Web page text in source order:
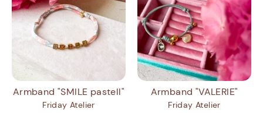
Armband "SMILE pastell"
Friday Atelier
Armband "VALERIE"
Friday Atelier